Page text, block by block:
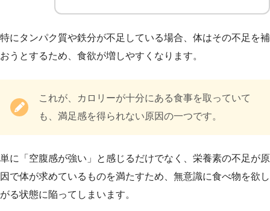
特にタンパク質や鉄分が不足している場合、体はその不足を補
おうとするため、食欲が増しやすくなります。
これが、カロリーが十分にある食事を取っていて
も、満足感を得られない原因の一つです。
単に「空腹感が強い」と感じるだけでなく、栄養素の不足が原
因で体が求めているものを満たすため、無意識に食べ物を欲し
がる状態に陥ってしまいます。